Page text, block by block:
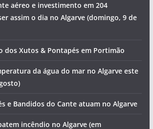
aéreo e investimento em 204
assim o dia no Algarve (domingo, 9 de
dos Xutos & Pontapés em Portimão
da água do mar no Algarve este
e Bandidos do Cante atuam no Algarve
incêndio no Algarve (em